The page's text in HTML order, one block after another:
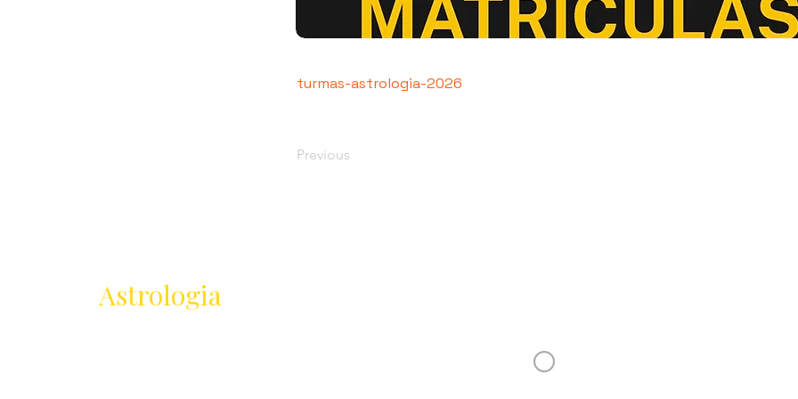
turmas-astrologia-2026
Previous
daAstrologia